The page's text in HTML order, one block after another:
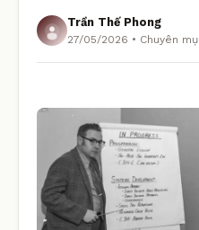
Trần Thế Phong
27/05/2026 • Chuyên